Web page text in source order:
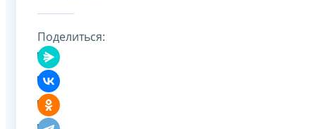
Поделиться: